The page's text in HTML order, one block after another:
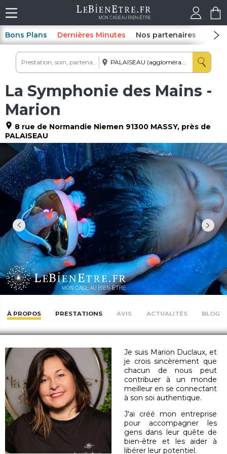
Bons Plans Dernières Minutes Nos partenaires Spas
La Symphonie des Mains -
Marion
8 rue de Normandie Niemen 91300 MASSY, près de
PALAISEAU
À PROPOS PRESTATIONS AVIS ACTUALITÉS BLOG
Je suis Marion Duclaux, et
je crois sincèrement que
chacun de nous peut
contribuer à un monde
meilleur en se connectant
à son soi authentique.
J'ai créé mon entreprise
pour accompagner les
gens dans leur quête de
bien-être et les aider à
libérer leur potentiel.